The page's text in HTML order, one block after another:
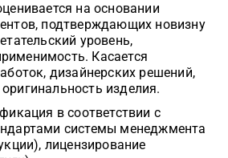
на основании
подтверждающих новизну
уровень,
Касается
дизайнерских решений,
изделия.
в соответствии с
системы менеджмента
лицензирование